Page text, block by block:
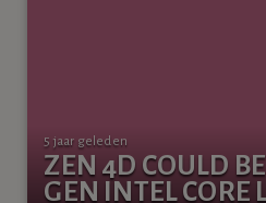
ZEN 4D COULD
GEN INTEL CORE
5 jaar geleden